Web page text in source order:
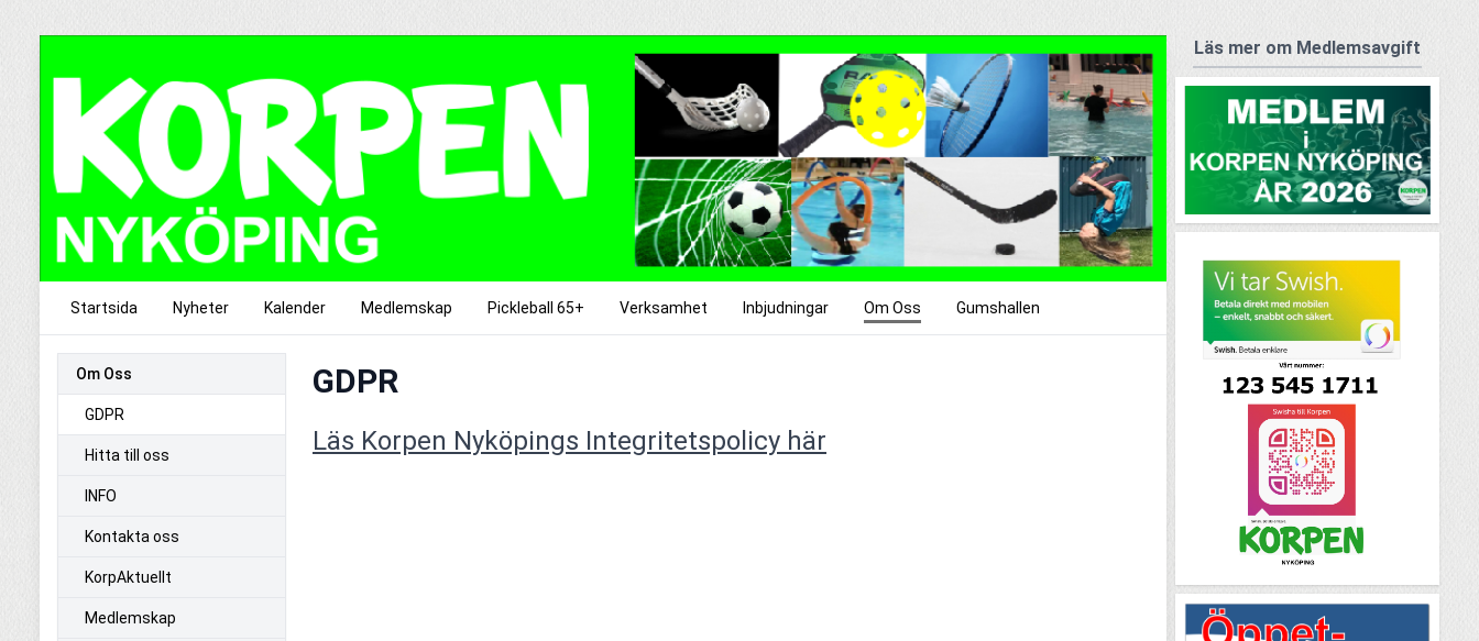
Startsida Nyheter Kalender Medlemskap Pickleball 65+ Verksamhet Inbjudningar Om Oss Gumshallen
Om Oss
GDPR
Hitta till oss
INFO
Kontakta oss
KorpAktuellt
Medlemskap
GDPR
Läs Korpen Nyköpings Integritetspolicy här
Läs mer om Medlemsavgift